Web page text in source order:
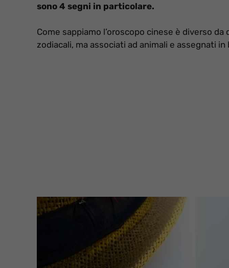
sono 4 segni in particolare.
Come sappiamo l’oroscopo cinese è diverso
zodiacali, ma associati ad animali e assegnati in